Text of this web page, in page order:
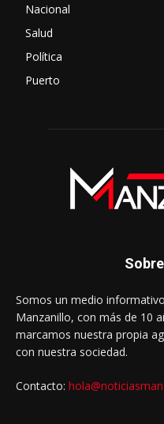
Nacional
Salud
Política
Puerto
Somos un medio
Manzanillo, con más de 10
marcamos nuestra propia
con nuestra sociedad.
Contacto: